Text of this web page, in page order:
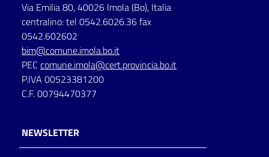
Seguici
su
Via Emilia 80, 40026 Imola (Bo), Italia
centralino: tel 0542.6026.36 fax
0542.602602
bim@comune.imola.bo.it
PEC comune.imola@cert.provincia.bo.it
P.IVA 00523381200
C.F. 00794470377
NEWSLETTER